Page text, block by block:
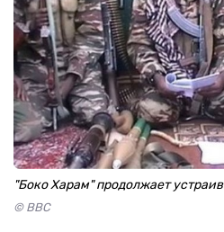
"Боко Харам" продолжает
© BBC